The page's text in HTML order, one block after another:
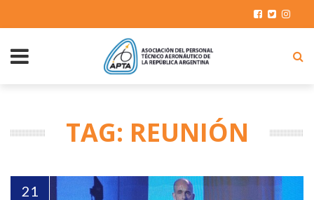
TAG: REUNIÓN
21